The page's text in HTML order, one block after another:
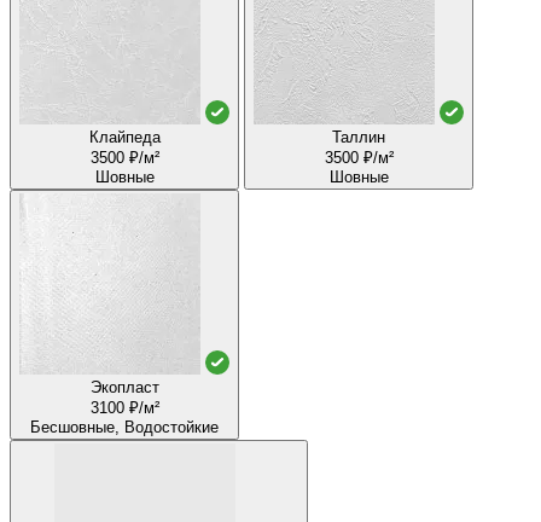
Клайпеда
3500 ₽/м²
Шовные
Таллин
3500 ₽/м²
Шовные
Экопласт
3100 ₽/м²
Бесшовные, Водостойкие